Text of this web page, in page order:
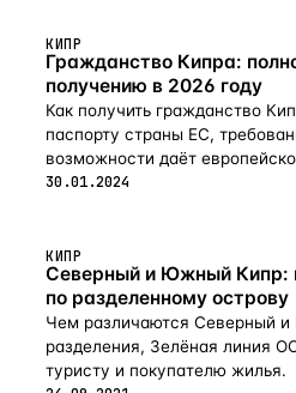
КИПР
Гражданство Кипра:
получению в 2026 году
Как получить гражданство
паспорту страны ЕС,
возможности даёт
30.01.2024
КИПР
Северный и Южный Кипр:
по разделенному острову
Чем различаются Северный
разделения, Зелёная линия
туристу и покупателю жилья.